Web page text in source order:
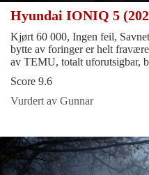
Hyundai IONIQ 5
Kjørt 60 000, Ingen feil,
bytte av foringer er helt
av TEMU, totalt uforutsigbar,
Score 9.6
Vurdert av Gunnar